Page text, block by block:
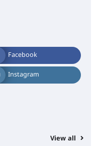
Facebook
Instagram
View all
നിന്ന്
എൻ. ആര്യ
സ്‌ക്രീൻ ചെയ്യുന്നു